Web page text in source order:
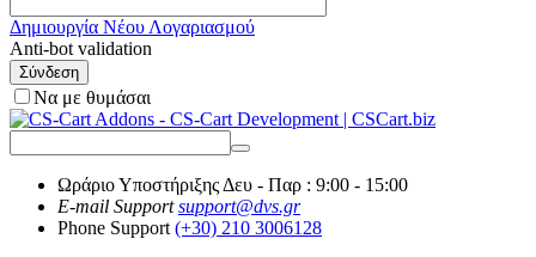
Δημιουργία Νέου Λογαριασμού
Anti-bot validation
Σύνδεση
Να με θυμάσαι
Ωράριο Υποστήριξης Δευ - Παρ : 9:00 - 15:00
E-mail Support support@dvs.gr
Phone Support (+30) 210 3006128